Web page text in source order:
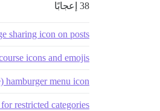
38 إعجابًا
sharing icon on posts
icons and emojis
menu icon?
restricted categories